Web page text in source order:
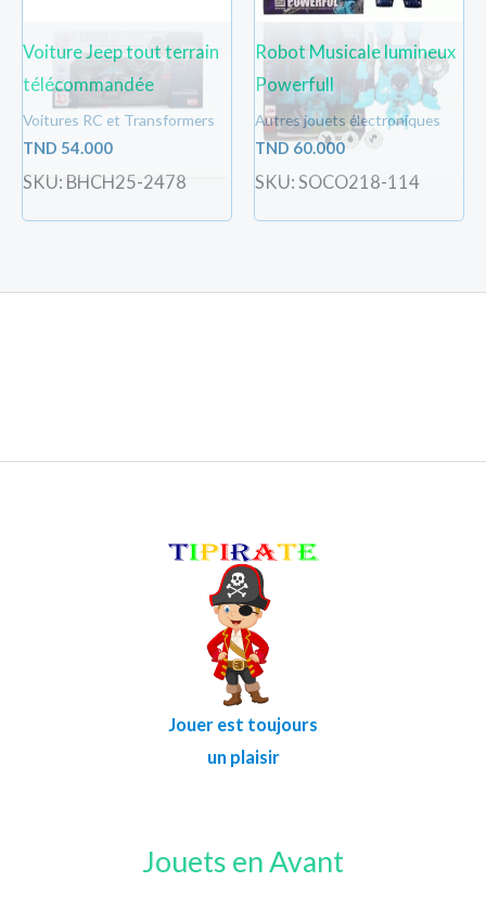
Voiture Jeep tout terrain
télécommandée
Voitures RC et Transformers
TND 54.000
SKU: BHCH25-2478
Robot Musicale lumineux
Powerfull
Autres jouets électroniques
TND60.000
SKU: SOCO218-114
Jouer est toujours
un plaisir
Jouets en Avant